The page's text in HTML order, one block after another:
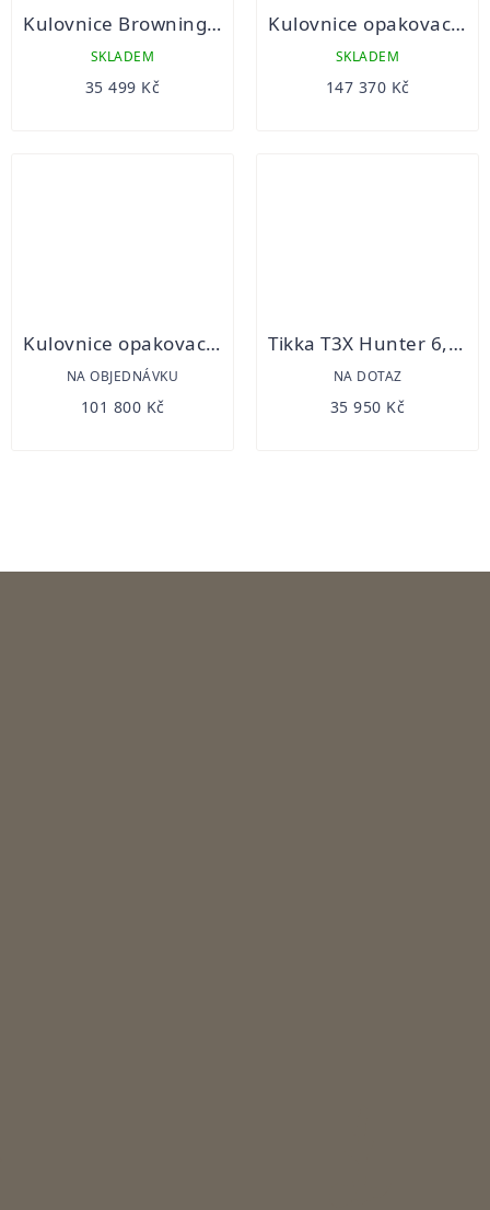
Kulovnice Browning X-Bolt SF Hunter Eclipse Brown Threaded
SKLADEM
35 499 Kč
Kulovnice opakovací Blaser R8 ULTIMATE -RAS
SKLADEM
147 370 Kč
Kulovnice opakovací Merkel Helix Speedster orange
NA OBJEDNÁVKU
101 800 Kč
Tikka T3X Hunter 6,5 Creed Kulovnice opakovací
NA DOTAZ
35 950 Kč